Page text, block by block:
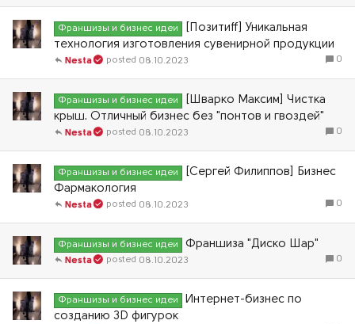
Франшизы и бизнес идеи
[Позитиff] Уникальная
технология изготовления сувенирной продукции
0
08.10.2023
Nesta
Франшизы и бизнес идеи
[Шварко Максим] Чистка
крыш. Отличный бизнес без "понтов и гвоздей"
0
08.10.2023
Nesta
Франшизы и бизнес идеи
[Сергей Филиппов] Бизнес
Фармакология
0
08.10.2023
Nesta
Франшизы и бизнес идеи Франшиза "Диско Шар"
0
08.10.2023
Nesta
Франшизы и бизнес идеи
Интернет-бизнес по
созданию 3D фигурок